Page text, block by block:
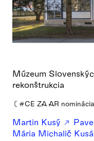
Múzeum
rekonštrukcia
❪ #CE ZA AR nominácia
Martin Kusý
Mária Michalič Kusá